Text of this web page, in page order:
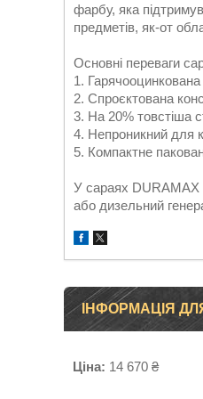
фарбу, яка
предметів, як-от
Основні переваги
1. Гарячооцинкована
2. Спроєктована
3. На 20% товстіша
4. Непроникний для
5. Компактне
У сараях DURAMAX
або дизельний
ІНФОРМАЦІЯ
Ціна: 14 670 ₴